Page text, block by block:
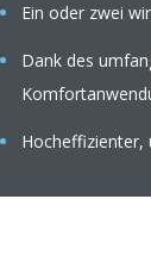
Ein oder zwei
Dank des
Hocheffizienter,